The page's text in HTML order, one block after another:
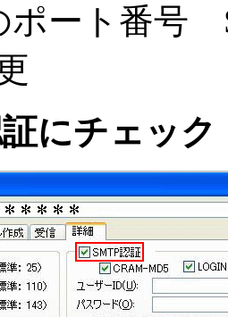
ポート番号
にチェック